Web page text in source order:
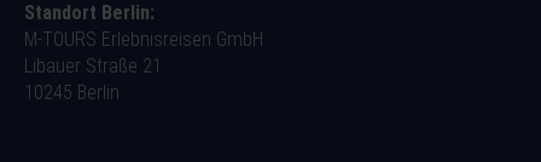
Standort Berlin:
M-TOURS Erlebnisreisen GmbH
Libauer Straße 21
10245 Berlin